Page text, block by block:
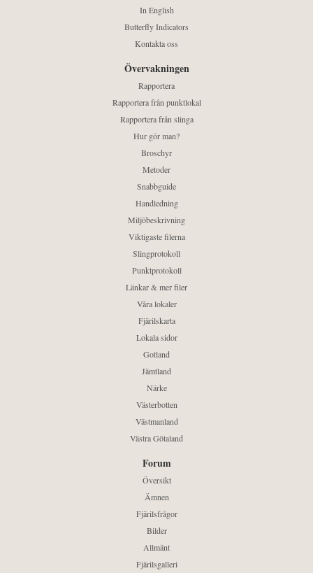
In English
Butterfly Indicators
Kontakta oss
Övervakningen
Rapportera
Rapportera från punktlokal
Rapportera från slinga
Hur gör man?
Broschyr
Metoder
Snabbguide
Handledning
Miljöbeskrivning
Viktigaste filerna
Slingprotokoll
Punktprotokoll
Länkar & mer filer
Våra lokaler
Fjärilskarta
Lokala sidor
Gotland
Jämtland
Närke
Västerbotten
Västmanland
Västra Götaland
Forum
Översikt
Ämnen
Fjärilsfrågor
Bilder
Allmänt
Fjärilsgalleri